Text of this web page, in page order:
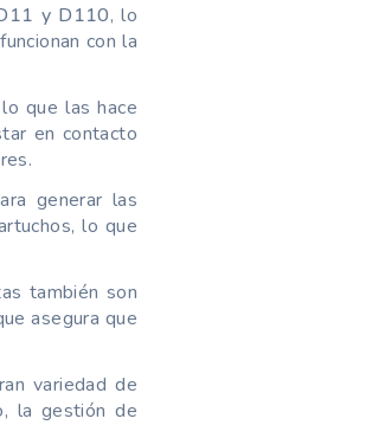
y D110, lo
con la
que las hace
en contacto
generar las
lo que
también son
asegura que
variedad de
la gestión de